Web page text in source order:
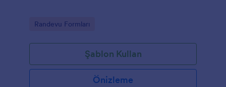
Go to Category:
Randevu Formları
Şablon Kullan
Önizleme